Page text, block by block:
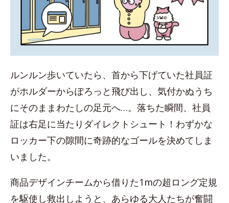
ルンルン歩いていたら、首から下げていた社員証
がホルダーからぽろっと飛び出し、気付かぬうち
にそのままわたしの足元へ…。落ちた瞬間、社員
証は右足に当たりダイレクトシュート！わずかな
ロッカー下の隙間に奇跡的なゴールを決めてしま
いました。
商品デザインチームから借りた1mの超ロング定規
を駆使し救出しようと、あらゆる大人たちが奮闘